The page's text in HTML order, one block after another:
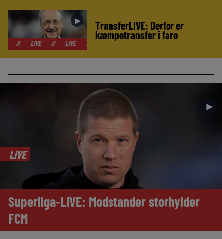
►
LIVE LIVE LIVE
TransferLIVE: Derfor er
kæmpetransfer i fare
►
LIVE
Superliga-LIVE: Modstander storhylder
FCM